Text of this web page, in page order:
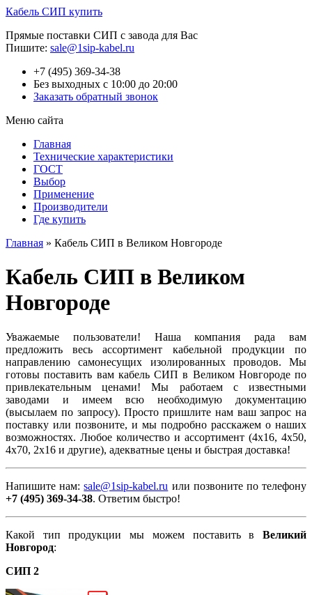
Кабель СИП купить
Прямые поставки СИП с завода для Вас
Пишите: sale@1sip-kabel.ru
+7 (495) 369-34-38
Без выходных с 10:00 до 20:00
Заказать обратный звонок
Меню сайта
Главная
Технические характеристики
ГОСТ
Выбор
Применение
Производители
Где купить
Главная » Кабель СИП в Великом Новгороде
Кабель СИП в Великом
Новгороде
Уважаемые пользователи! Наша компания рада вам
предложить весь ассортимент кабельной продукции по
направлению самонесущих изолированных проводов. Мы
готовы поставить вам кабель СИП в Великом Новгороде по
привлекательным ценами! Мы работаем с известными
заводами и имеем всю необходимую документацию
(высылаем по запросу). Просто пришлите нам ваш запрос на
поставку или позвоните, и мы подробно расскажем о наших
возможностях. Любое количество и ассортимент (4х16, 4х50,
4х70, 2х16 и другие), адекватные цены и быстрая доставка!
Напишите нам:sale@1sip-kabel.ru или позвоните по телефону
+7 (495) 369-34-38. Ответим быстро!
Какой тип продукции мы можем поставить в Великий
Новгород:
СИП 2